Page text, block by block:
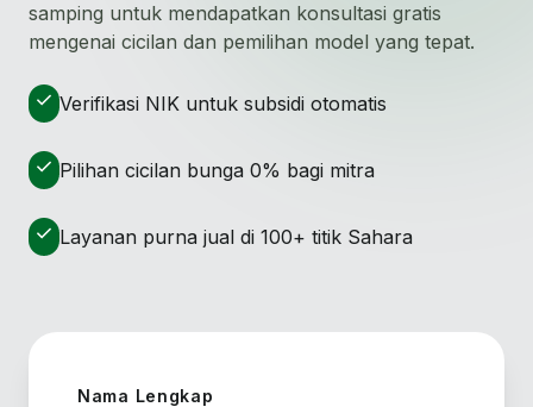
samping untuk mendapatkan konsultasi gratis
mengenai cicilan dan pemilihan model yang tepat.
check Verifikasi NIK untuk subsidi otomatis
check Pilihan cicilan bunga 0% bagi mitra
check Layanan purna jual di 100+ titik Sahara
Nama Lengkap